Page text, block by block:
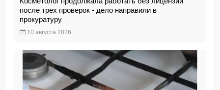
после трех проверок - дело направили в
прокуратуру
10 августа 2026